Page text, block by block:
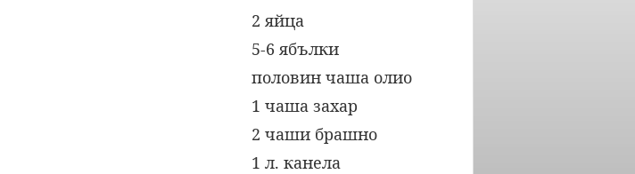
2 яйца
5-6 ябълки
половин чаша олио
1 чаша захар
2 чаши брашно
1 л. канела